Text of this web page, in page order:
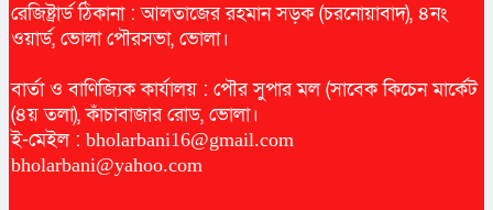
রেজিষ্ট্রার্ড ঠিকানা : আলতাজের রহমান সড়ক (চরনোয়াবাদ), ৪নং
ওয়ার্ড, ভোলা পৌরসভা, ভোলা।
বার্তা ও বাণিজ্যিক কার্যালয় : পৌর সুপার মল (সাবেক কিচেন মার্কেট
(৪য় তলা), কাঁচাবাজার রোড, ভোলা।
ই-মেইল : bholarbani16@gmail.com
bholarbani@yahoo.com